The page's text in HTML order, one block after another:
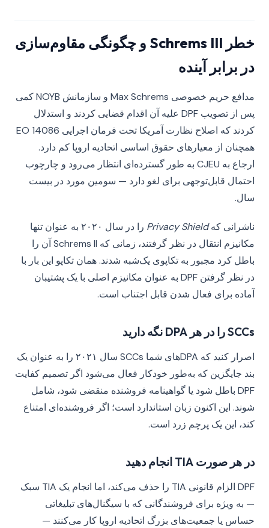
خطر Schrems III و چگونگی مقاوم‌سازی
در برابر آینده
مدافع حریم خصوصی Max Schrems و سازمانش NOYB کمی
پس از تصویب DPF علیه آن اقدام قضایی کردند و استدلال
کردند که اصلاح نظارت آمریکا تحت فرمان اجرایی EO 14086
همچنان از معیارهای حقوق اساسی اتحادیه اروپا کم دارد.
ارجاع به CJEU به طور گسترده‌ای انتظار می‌رود و چارچوب
احتمال قابل‌توجهی برای لغو دارد — سومین مورد در بیست
سال.
ناشرانی کهPrivacy Shield
را در سال ۲۰۲۰ به عنوان تنها
مکانیزم انتقال در نظر گرفتند، زمانی که Schrems II آن را
باطل کرد مجبور به تکاپوی یک‌شبه شدند. همان تکاپو این بار با
در نظر گرفتن DPF به عنوان مکانیزم اصلی با یک پشتیبان
آماده برای فعال شدن قابل اجتناب است.
SCCs را در هر DPA نگه دارید
اصرار کنید که DPAهای شما SCCs سال ۲۰۲۱ را به عنوان یک
بند جایگزین که به‌طور خودکار فعال می‌شود اگر تصمیم کفایت
DPF باطل شود یا گواهینامه فروشنده منقضی شود، شامل
شوند. این اکنون زبان استاندارد است؛ اگر فروشنده‌ای امتناع
کند، این یک پرچم زرد است.
در هر صورت TIA انجام دهید
DPF الزام قانونی TIA را حذف می‌کند، اما انجام یک TIA سبک
— به ویژه برای فروشندگانی که با سیگنال‌های تبلیغاتی
حساس یا جمعیت‌های بزرگ اتحادیه اروپا کار می‌کنند —